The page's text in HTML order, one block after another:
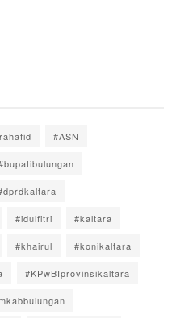
#ASN
#idulfitri #kaltara
#khairul #konikaltara
#KPwBIprovinsikaltara